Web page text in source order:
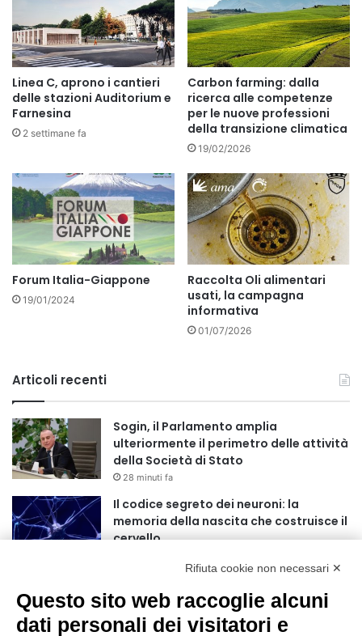
Linea C, aprono i cantieri
delle stazioni Auditorium e
Farnesina
2 settimane fa
Carbon farming: dalla
ricerca alle competenze
per le nuove professioni
della transizione climatica
19/02/2026
Forum Italia-Giappone
19/01/2024
Raccolta Oli alimentari
usati, la campagna
informativa
01/07/2026
Articoli recenti
Sogin, il Parlamento amplia
ulteriormente il perimetro delle attività
della Società di Stato
28 minuti fa
Il codice segreto dei neuroni: la
memoria della nascita che costruisce il
cervello
giorni più caldi: come idratarsi e cosa
portare in tavola a Ferragosto
5 ore fa
Rifiuta cookie non necessari ✕
Questo sito web raccoglie alcuni
dati personali dei visitatori e